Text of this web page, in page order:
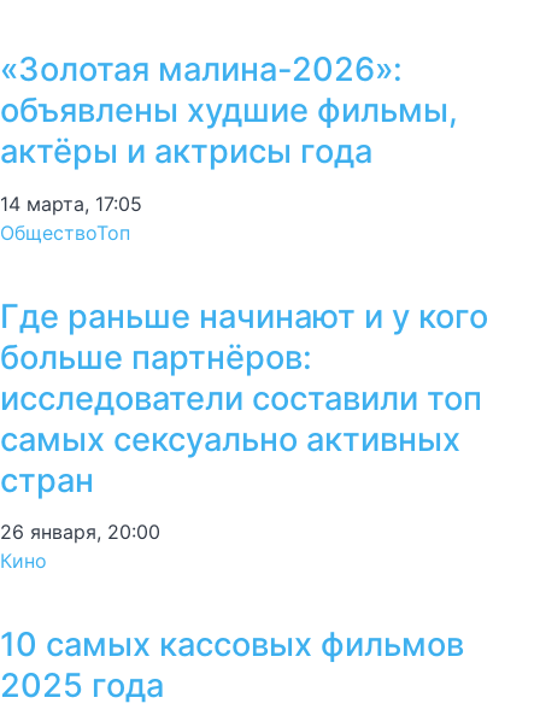
«Золотая малина-2026»:
объявлены худшие фильмы,
актёры и актрисы года
14 марта, 17:05
ОбществоТоп
Где раньше начинают и у кого
больше партнёров:
исследователи составили топ
самых сексуально активных
стран
26 января, 20:00
Кино
10 самых кассовых фильмов
2025 года